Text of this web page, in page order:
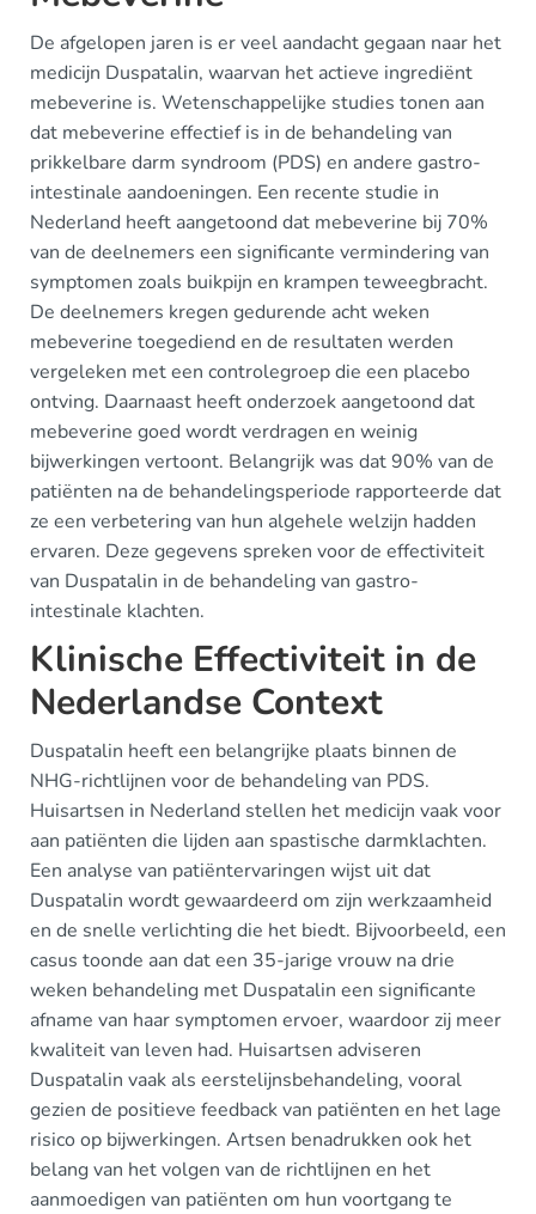
De afgelopen jaren is er veel aandacht gegaan naar het
medicijn Duspatalin, waarvan het actieve ingrediënt
mebeverine is. Wetenschappelijke studies tonen aan
dat mebeverine effectief is in de behandeling van
prikkelbare darm syndroom (PDS) en andere gastro-
intestinale aandoeningen. Een recente studie in
Nederland heeft aangetoond dat mebeverine bij 70%
van de deelnemers een significante vermindering van
symptomen zoals buikpijn en krampen teweegbracht.
De deelnemers kregen gedurende acht weken
mebeverine toegediend en de resultaten werden
vergeleken met een controlegroep die een placebo
ontving. Daarnaast heeft onderzoek aangetoond dat
mebeverine goed wordt verdragen en weinig
bijwerkingen vertoont. Belangrijk was dat 90% van de
patiënten na de behandelingsperiode rapporteerde dat
ze een verbetering van hun algehele welzijn hadden
ervaren. Deze gegevens spreken voor de effectiviteit
van Duspatalin in de behandeling van gastro-
intestinale klachten.
Klinische Effectiviteit in de
Nederlandse Context
Duspatalin heeft een belangrijke plaats binnen de
NHG-richtlijnen voor de behandeling van PDS.
Huisartsen in Nederland stellen het medicijn vaak voor
aan patiënten die lijden aan spastische darmklachten.
Een analyse van patiëntervaringen wijst uit dat
Duspatalin wordt gewaardeerd om zijn werkzaamheid
en de snelle verlichting die het biedt. Bijvoorbeeld, een
casus toonde aan dat een 35-jarige vrouw na drie
weken behandeling met Duspatalin een significante
afname van haar symptomen ervoer, waardoor zij meer
kwaliteit van leven had. Huisartsen adviseren
Duspatalin vaak als eerstelijnsbehandeling, vooral
gezien de positieve feedback van patiënten en het lage
risico op bijwerkingen. Artsen benadrukken ook het
belang van het volgen van de richtlijnen en het
aanmoedigen van patiënten om hun voortgang te